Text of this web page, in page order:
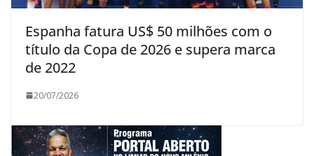
Espanha fatura US$ 50 milhões com o
título da Copa de 2026 e supera marca
de 2022
20/07/2026